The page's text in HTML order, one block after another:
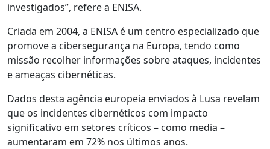
investigados”, refere a ENISA.
Criada em 2004, a ENISA é um centro especializado que
promove a cibersegurança na Europa, tendo como
missão recolher informações sobre ataques, incidentes
e ameaças cibernéticas.
Dados desta agência europeia enviados à Lusa revelam
que os incidentes cibernéticos com impacto
significativo em setores críticos – como media –
aumentaram em 72% nos últimos anos.